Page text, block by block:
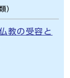
）
教の受容と